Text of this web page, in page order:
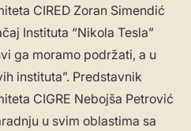
CIRED Zoran Simendić
Instituta “Nikola Tesla”
ga moramo podržati, a u
instituta”. Predstavnik
CIGRE Nebojša Petrović
u svim oblastima sa